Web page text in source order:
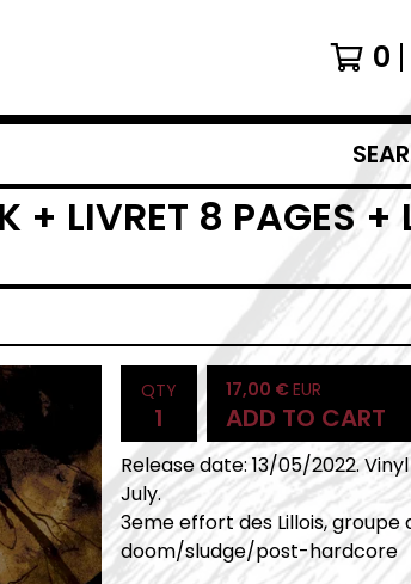
0
+ LIVRET 8 PAGES +
QTY 17,00 € EUR
ADD TO CART
Release date: 13/05/2022.
July.
3eme effort des Lillois, groupe
doom/sludge/post-hardcore